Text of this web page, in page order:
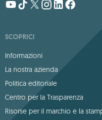
SCOPRICI
Informazioni
La nostra azienda
Politica editoriale
Centro per la Trasparenza
Risorse per il marchio e la